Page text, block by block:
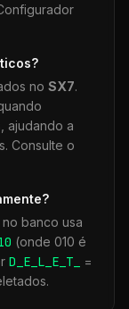
no SX7.
ajudando a
Consulte o
banco usa
(onde 010 é
D_E_L_E_T_
=